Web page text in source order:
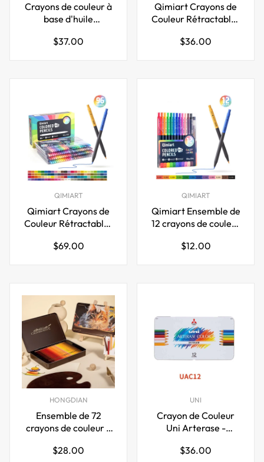
Crayons de couleur à
base d'huile
corps noir, 72 / 120 /
Prix
$37.00
Qimiart Crayons de
Couleur Rétractables
base d'huile avec
Prix
$36.00
QIMIART
Qimiart Crayons de
Couleur Rétractables
d'huile avec Taille-
Prix
$69.00
QIMIART
Qimiart Ensemble de
12 crayons de couleur
d'huile avec taille-
Prix
$12.00
HONGDIAN
Ensemble de 72
crayons de couleur à
Prix
$28.00
UNI
Crayon de Couleur
Uni Arterase -
Couleurs
Prix
$36.00